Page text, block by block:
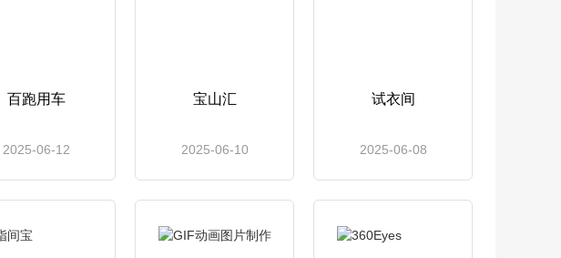
百跑用车
2025-06-12
宝山汇
2025-06-10
试衣间
2025-06-08